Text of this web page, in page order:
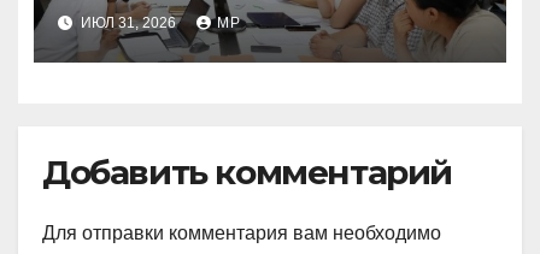
ИЮЛ 31, 2026 MP
Добавить комментарий
Для отправки комментария вам необходимо